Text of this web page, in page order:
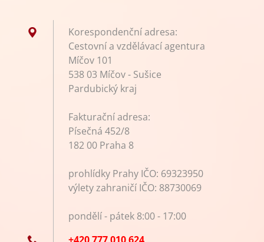
Korespondenční adresa:
Cestovní a vzdělávací agentura
Míčov 101
538 03 Míčov - Sušice
Pardubický kraj
Fakturační adresa:
Písečná 452/8
182 00 Praha 8
prohlídky Prahy IČO: 69323950
výlety zahraničí IČO: 88730069
pondělí - pátek 8:00 - 17:00